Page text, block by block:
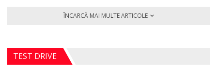
ÎNCARCĂ MAI MULTE ARTICOLE
TEST DRIVE